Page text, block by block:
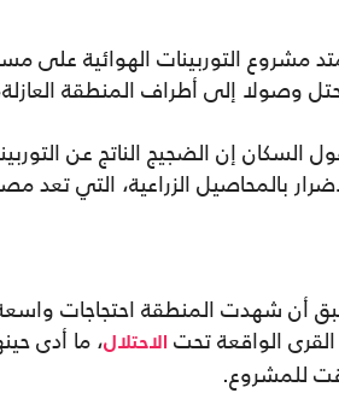
مشروع التوربينات الهوائية على
وصولا إلى أطراف المنطقة
السكان إن الضجيج الناتج عن
بالمحاصيل الزراعية، التي تعد
أن شهدت المنطقة احتجاجات
الواقعة تحت
الاحتلال، ما أدى
للمشروع.